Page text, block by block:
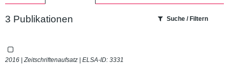
3 Publikationen Suche / Filtern
2016 | Zeitschriftenaufsatz | ELSA-ID: 3331